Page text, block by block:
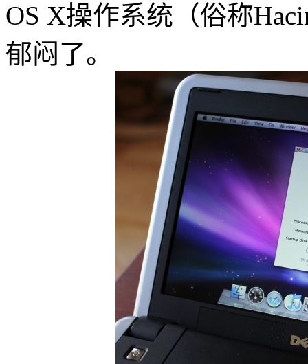
OS X操作系统（俗称
郁闷了。